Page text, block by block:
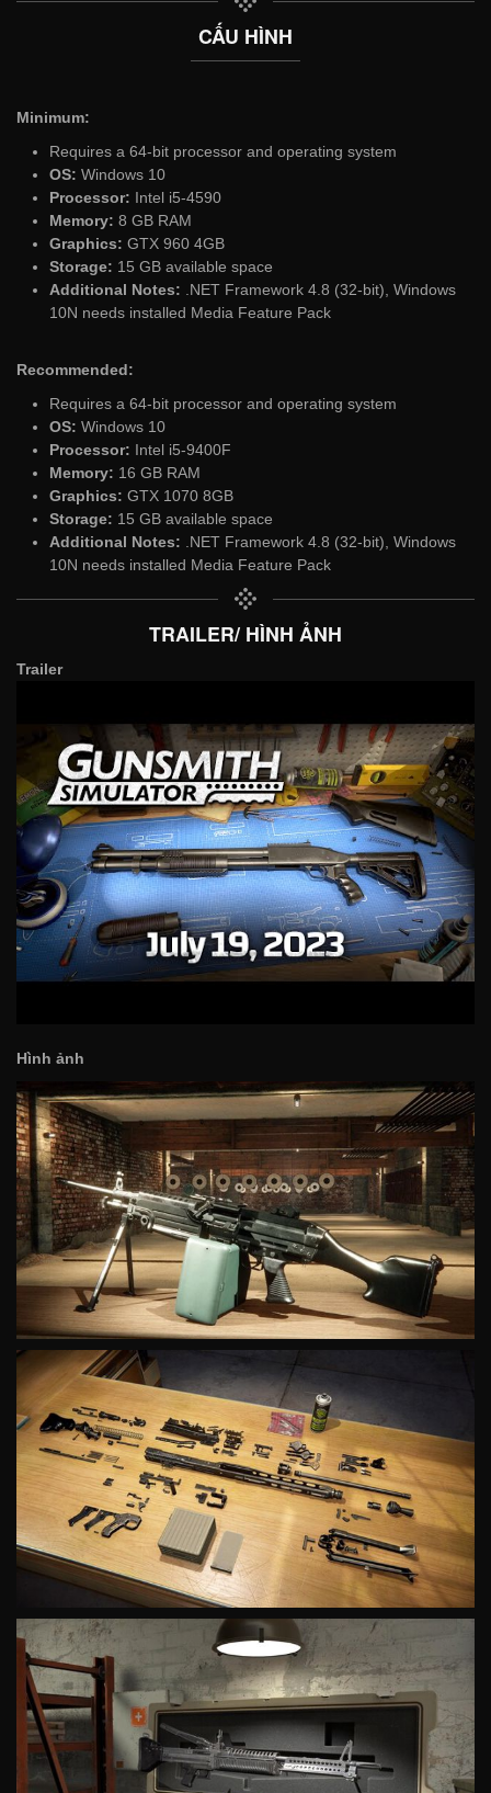
CẤU HÌNH
Minimum:
Requires a 64-bit processor and operating system
OS: Windows 10
Processor: Intel i5-4590
Memory: 8 GB RAM
Graphics: GTX 960 4GB
Storage: 15 GB available space
Additional Notes: .NET Framework 4.8 (32-bit), Windows
10N needs installed Media Feature Pack
Recommended:
Requires a 64-bit processor and operating system
OS: Windows 10
Processor: Intel i5-9400F
Memory: 16 GB RAM
Graphics: GTX 1070 8GB
Storage: 15 GB available space
Additional Notes: .NET Framework 4.8 (32-bit), Windows
10N needs installed Media Feature Pack
TRAILER/ HÌNH ẢNH
Trailer
Hình ảnh